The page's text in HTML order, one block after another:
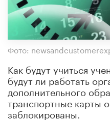
Фото:
Как будут учиться
будут ли работать
дополнительного
транспортные карты
заблокированы.